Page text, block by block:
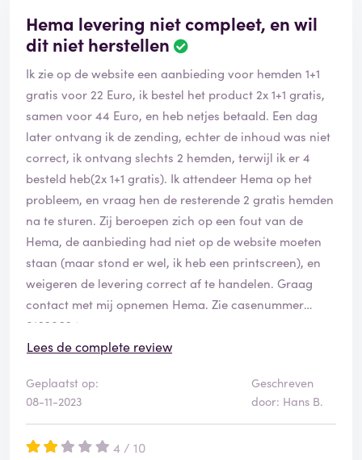
voor dit gedrag. Dat kan meteen bij hen aan de
telefoon. Ik geef hen ook de naam van de verkoopster
door. Ik vraag de dame ook letterlijk te vermelden wat
mijn vraag is : dat er actie ondernomen wordt door
Hema en dat mij dat ook aangetoond wordt. Want dat
ik zulk gedrag totaal niet pik.
Dat was vorige maand. Reactie van het bedrijf Hema ?
Niks. Twee weken geleden gaf ik hen tot nu de tijd om
alsnog aantoonbare actie te ondernemen. Alweer : niks
van bedrijf Hema. Vandaar deze -eerlijke- review op
zoveel mogelijk sites. Blijf weg bij Hema, en dan al
zeker in het Brusselse. Want hun Franstalige personeel
discrimineert hun klanten op basis van de taal.
Hema levering niet compleet, en wil
dit niet herstellen
Ik zie op de website een aanbieding voor hemden 1+1
gratis voor 22 Euro, ik bestel het product 2x 1+1 gratis,
samen voor 44 Euro, en heb netjes betaald. Een dag
later ontvang ik de zending, echter de inhoud was niet
correct, ik ontvang slechts 2 hemden, terwijl ik er 4
besteld heb(2x 1+1 gratis). Ik attendeer Hema op het
probleem, en vraag hen de resterende 2 gratis hemden
na te sturen. Zij beroepen zich op een fout van de
Hema, de aanbieding had niet op de website moeten
staan (maar stond er wel, ik heb een printscreen), en
weigeren de levering correct af te handelen. Graag
contact met mij opnemen Hema. Zie casenummer
01620624
Lees de complete review
Geplaatst op:
08-11-2023
Geschreven
door: Hans B.
4 / 10